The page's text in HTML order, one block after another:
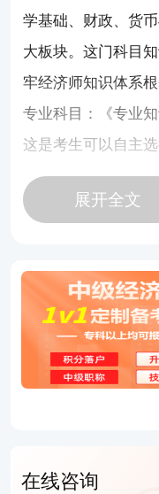
学基础、财政、货
大板块。这门科目
牢经济师知识体系根
专业科目：《专业知
这是考生可以自主
个专业方向，考生
或专业背景，从中
农业经济、保险、
产经济以及知识产
理是报考热度高、
门选择。
二、2026年中级经
明确科目后，了解
试均采用机考形式
展开全文
在线咨询